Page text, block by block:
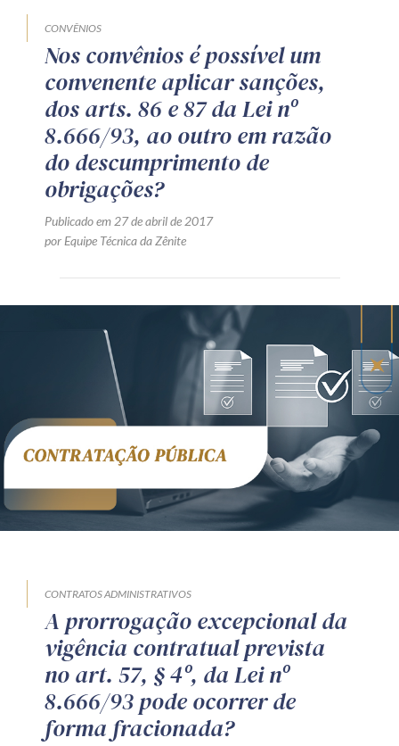
CONVÊNIOS
Nos convênios é possível um
convenente aplicar sanções,
dos arts. 86 e 87 da Lei nº
8.666/93, ao outro em razão
do descumprimento de
obrigações?
Publicado em 27 de abril de 2017
por Equipe Técnica da Zênite
CONTRATOS ADMINISTRATIVOS
A prorrogação excepcional da
vigência contratual prevista
no art. 57, § 4º, da Lei nº
8.666/93 pode ocorrer de
forma fracionada?